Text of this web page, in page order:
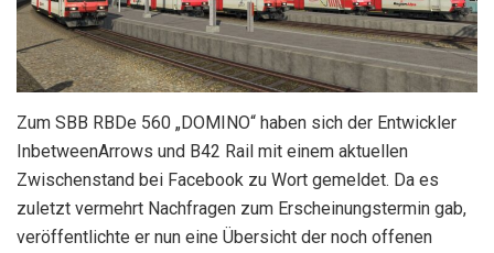
Zum SBB RBDe 560 „DOMINO“ haben sich der Entwickler
InbetweenArrows und B42 Rail mit einem aktuellen
Zwischenstand bei Facebook zu Wort gemeldet. Da es
zuletzt vermehrt Nachfragen zum Erscheinungstermin gab,
veröffentlichte er nun eine Übersicht der noch offenen